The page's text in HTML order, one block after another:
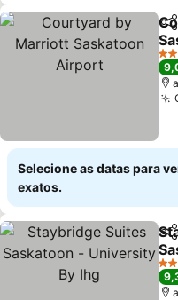
3
Selecione as datas para
exatos.
3